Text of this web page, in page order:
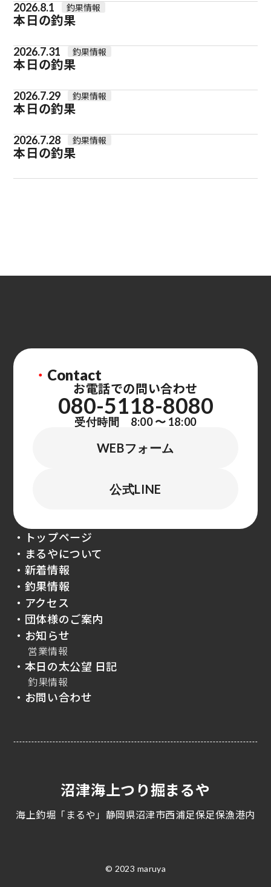
2026.8.1 釣果情報
本日の釣果
2026.7.31 釣果情報
本日の釣果
2026.7.29 釣果情報
本日の釣果
2026.7.28 釣果情報
本日の釣果
・ Contact
お電話での問い合わせ
080-5118-8080
受付時間 8:00 〜 18:00
WEBフォーム
公式LINE
・トップページ
・まるやについて
・新着情報
・釣果情報
・アクセス
・団体様のご案内
・お知らせ
営業情報
・本日の太公望 日記
釣果情報
・お問い合わせ
沼津海上つり掘まるや
海上釣堀「まるや」静岡県沼津市西浦足保足保漁港内
© 2023 maruya